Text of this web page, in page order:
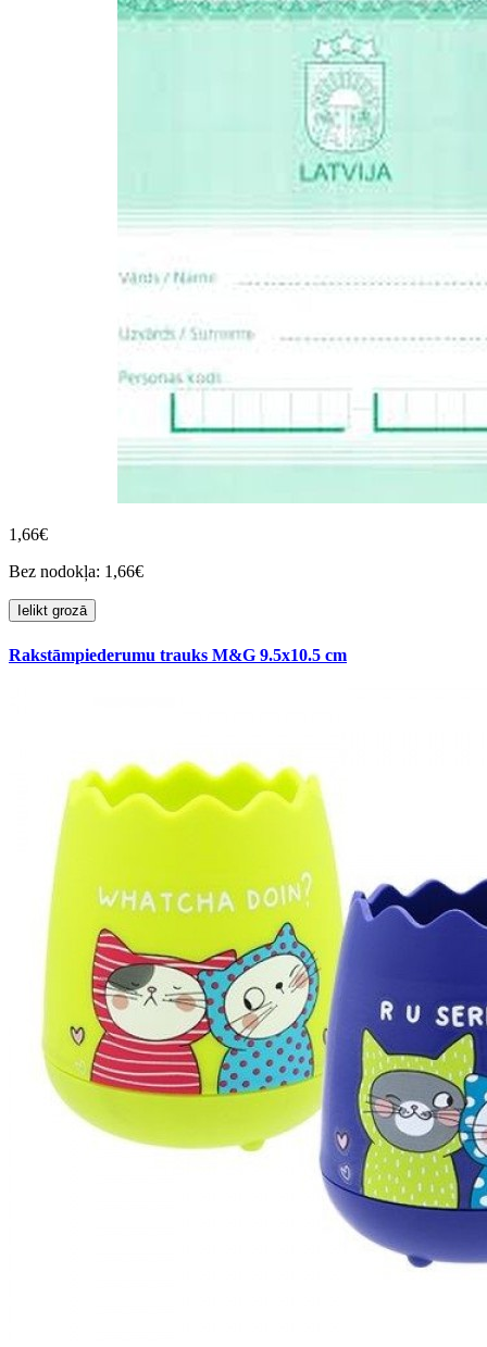
1,66€
Bez nodokļa: 1,66€
Ielikt grozā
Rakstāmpiederumu trauks M&G 9.5x10.5 cm